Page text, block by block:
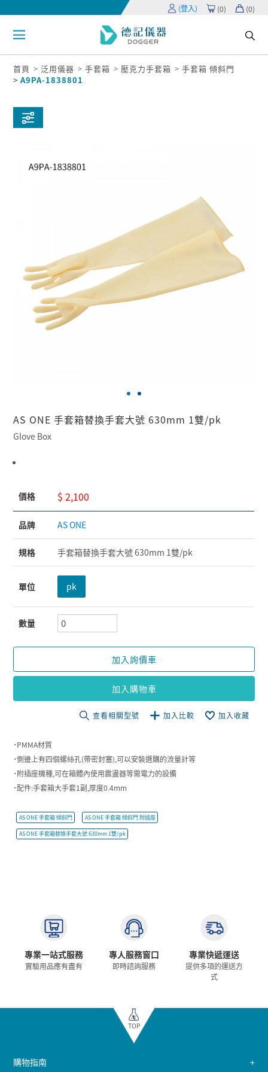
(登入) (0) (0)
首頁 泛用儀器 手套箱 壓克力手套箱
手套箱 傾斜門
A9PA-1838801
AS ONE 手套箱替換手套大號 630mm 1雙/pk
Glove Box
價格 $ 2,100
品牌 AS ONE
規格 手套箱替換手套大號 630mm 1雙/pk
單位 pk
數量
加入詢價車
加入購物車
查看相關型號 加入比較 加入收藏
˙PMMA材質
˙側邊上有四個螺絲孔(帶密封塞),可以安裝選購的流量計等
˙附插座機種,可在箱體內使用震盪器等需電力的設備
˙配件:手套箱大手套1副,厚度0.4mm
AS ONE 手套箱 傾斜門 AS ONE 手套箱 傾斜門 附插座
AS ONE 手套箱替換手套大號 630mm 1雙/pk
專業一站式服務
實驗用品應有盡有
專人服務窗口
即時諮詢服務
專業快遞運送
提供多項的運送方
式
TOP
購物指南